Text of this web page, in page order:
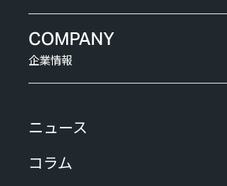
COMPANY
企業情報
ニュース
コラム